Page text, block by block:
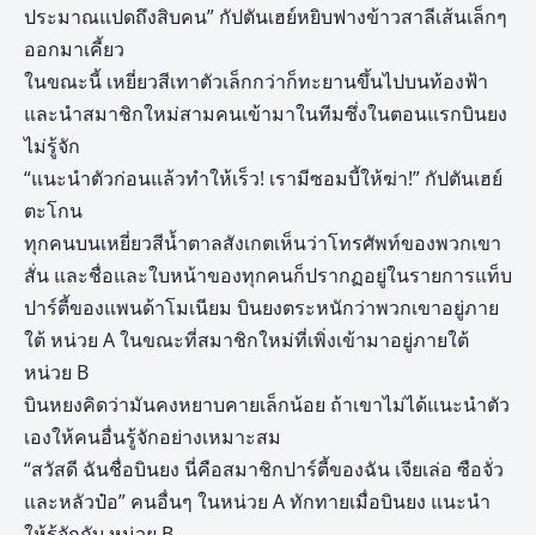
ประมาณแปดถึงสิบคน” กัปตันเฮย์หยิบฟางข้าวสาลีเส้นเล็กๆ
ออกมาเคี้ยว
ในขณะนี้ เหยี่ยวสีเทาตัวเล็กกว่าก็ทะยานขึ้นไปบนท้องฟ้า
และนำสมาชิกใหม่สามคนเข้ามาในทีมซึ่งในตอนแรกบินยง
ไม่รู้จัก
“แนะนำตัวก่อนแล้วทำให้เร็ว! เรามีซอมบี้ให้ฆ่า!” กัปตันเฮย์
ตะโกน
ทุกคนบนเหยี่ยวสีน้ำตาลสังเกตเห็นว่าโทรศัพท์ของพวกเขา
สั่น และชื่อและใบหน้าของทุกคนก็ปรากฏอยู่ในรายการแท็บ
ปาร์ตี้ของแพนด้าโมเนียม บินยงตระหนักว่าพวกเขาอยู่ภาย
ใต้ หน่วย A ในขณะที่สมาชิกใหม่ที่เพิ่งเข้ามาอยู่ภายใต้
หน่วย B
บินหยงคิดว่ามันคงหยาบคายเล็กน้อย ถ้าเขาไม่ได้แนะนำตัว
เองให้คนอื่นรู้จักอย่างเหมาะสม
“สวัสดี ฉันชื่อบินยง นี่คือสมาชิกปาร์ตี้ของฉัน เจียเล่อ ซือจั่ว
และหลัวป๋อ” คนอื่นๆ ในหน่วย A ทักทายเมื่อบินยง แนะนำ